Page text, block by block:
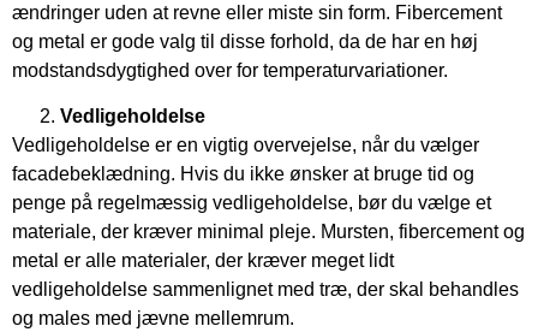
ændringer uden at revne eller miste sin form. Fibercement
og metal er gode valg til disse forhold, da de har en høj
modstandsdygtighed over for temperaturvariationer.
Vedligeholdelse
Vedligeholdelse er en vigtig overvejelse, når du vælger
facadebeklædning. Hvis du ikke ønsker at bruge tid og
penge på regelmæssig vedligeholdelse, bør du vælge et
materiale, der kræver minimal pleje. Mursten, fibercement og
metal er alle materialer, der kræver meget lidt
vedligeholdelse sammenlignet med træ, der skal behandles
og males med jævne mellemrum.